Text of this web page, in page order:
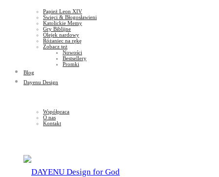
Papież Leon XIV
Święci & Błogosławieni
Katolickie Memy
Gry Biblijne
Olejek nardowy
Różaniec na rękę
Zobacz też
Nowości
Bestsellery
Promki
Blog
Dayenu Design
Współpraca
O nas
Kontakt